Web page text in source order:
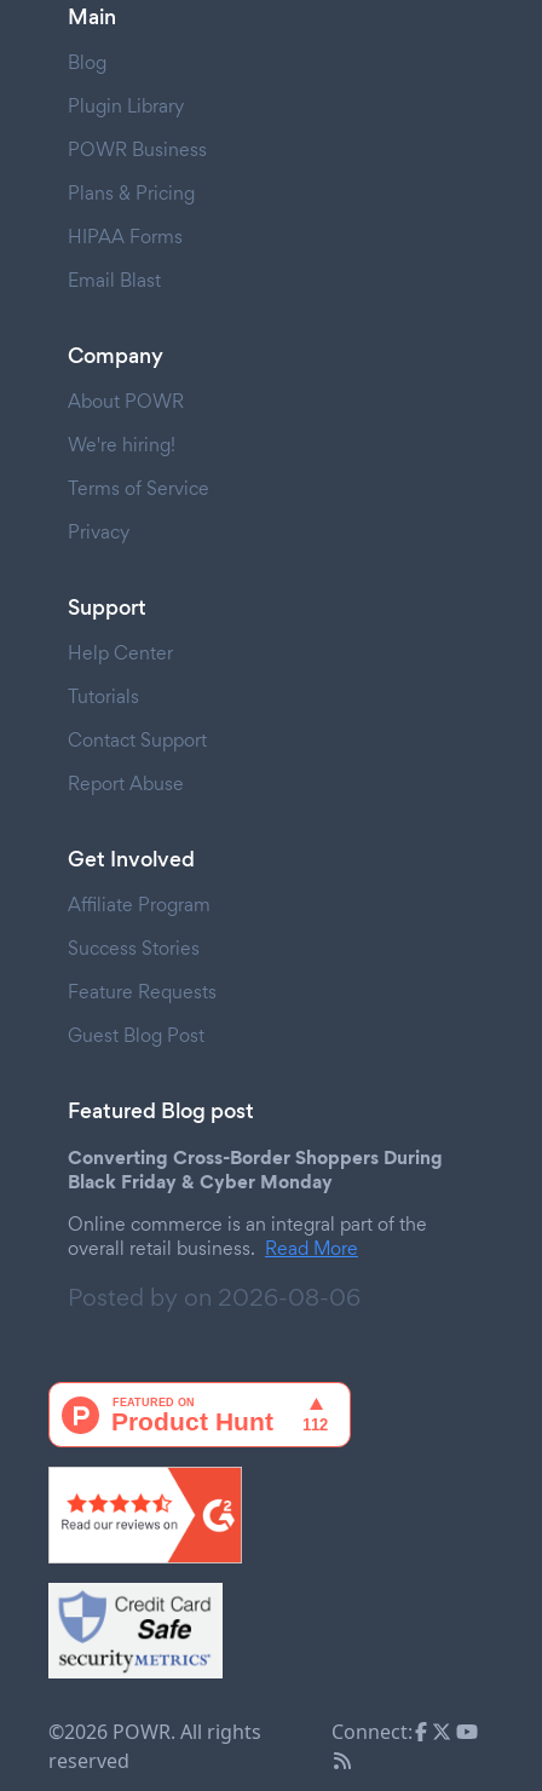
Main
Blog
Plugin Library
POWR Business
Plans & Pricing
HIPAA Forms
Email Blast
Company
About POWR
We're hiring!
Terms of Service
Privacy
Support
Help Center
Tutorials
Contact Support
Report Abuse
Get Involved
Affiliate Program
Success Stories
Feature Requests
Guest Blog Post
Featured Blog post
Converting Cross-Border Shoppers During
Black Friday & Cyber Monday
Online commerce is an integral part of the
overall retail business. Read More
Posted by on 2026-08-06
©2026 POWR. All rights
reserved
Connect: